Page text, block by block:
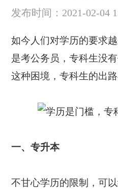
发布时间：2021-02-04
如今人们对学历的要求
是考公务员，专科生没
这种困境，专科生的出路
一、专升本
不甘心学历的限制，可